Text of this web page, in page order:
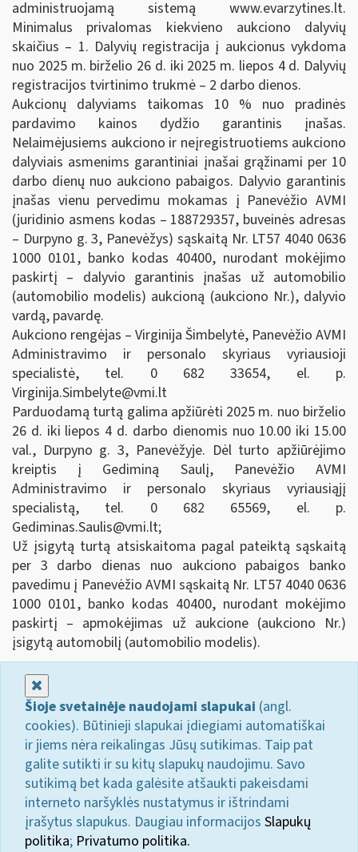
administruojamą sistemą www.evarzytines.lt.
Minimalus privalomas kiekvieno aukciono dalyvių
skaičius – 1. Dalyvių registracija į aukcionus vykdoma
nuo 2025 m. birželio 26 d. iki 2025 m. liepos 4 d. Dalyvių
registracijos tvirtinimo trukmė – 2 darbo dienos.
Aukcionų dalyviams taikomas 10 % nuo pradinės
pardavimo kainos dydžio garantinis įnašas.
Nelaimėjusiems aukciono ir neįregistruotiems aukciono
dalyviais asmenims garantiniai įnašai grąžinami per 10
darbo dienų nuo aukciono pabaigos. Dalyvio garantinis
įnašas vienu pervedimu mokamas į Panevėžio AVMI
(juridinio asmens kodas – 188729357, buveinės adresas
– Durpyno g. 3, Panevėžys) sąskaitą Nr. LT57 4040 0636
1000 0101, banko kodas 40400, nurodant mokėjimo
paskirtį – dalyvio garantinis įnašas už automobilio
(automobilio modelis) aukcioną (aukciono Nr.), dalyvio
vardą, pavardę.
Aukciono rengėjas – Virginija Šimbelytė, Panevėžio AVMI
Administravimo ir personalo skyriaus vyriausioji
specialistė, tel. 0 682 33654, el. p.
Virginija.Simbelyte@vmi.lt
Parduodamą turtą galima apžiūrėti 2025 m. nuo birželio
26 d. iki liepos 4 d. darbo dienomis nuo 10.00 iki 15.00
val., Durpyno g. 3, Panevėžyje. Dėl turto apžiūrėjimo
kreiptis į Gediminą Saulį, Panevėžio AVMI
Administravimo ir personalo skyriaus vyriausiąjį
specialistą, tel. 0 682 65569, el. p.
Gediminas.Saulis@vmi.lt;
Už įsigytą turtą atsiskaitoma pagal pateiktą sąskaitą
per 3 darbo dienas nuo aukciono pabaigos banko
pavedimu į Panevėžio AVMI sąskaitą Nr. LT57 4040 0636
1000 0101, banko kodas 40400, nurodant mokėjimo
paskirtį – apmokėjimas už aukcione (aukciono Nr.)
įsigytą automobilį (automobilio modelis).
Šioje svetainėje naudojami slapukai (angl.
cookies). Būtinieji slapukai įdiegiami automatiškai
ir jiems nėra reikalingas Jūsų sutikimas. Taip pat
galite sutikti ir su kitų slapukų naudojimu. Savo
sutikimą bet kada galėsite atšaukti pakeisdami
interneto naršyklės nustatymus ir ištrindami
įrašytus slapukus. Daugiau informacijos Slapukų
politika; Privatumo politika.